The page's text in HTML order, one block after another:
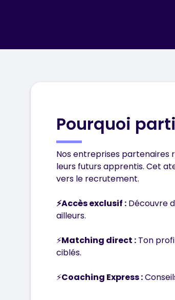
Pourquoi
Nos entreprises
leurs futurs apprentis. Cet
vers le recrutement.
⚡Accès exclusif : Découvre
ailleurs.
⚡Matching direct : Ton
ciblés.
⚡Coaching Express :